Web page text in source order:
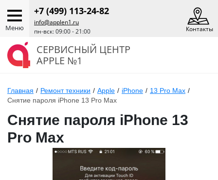
Меню
+7 (499) 113-24-82
info@applen1.ru
пн-вск: 09:00 - 21:00
Контакты
СЕРВИСНЫЙ ЦЕНТР
APPLE №1
Главная / Ремонт техники / Apple / iPhone / 13 Pro Max /
Снятие пароля iPhone 13 Pro Max
Снятие пароля iPhone 13
Pro Max